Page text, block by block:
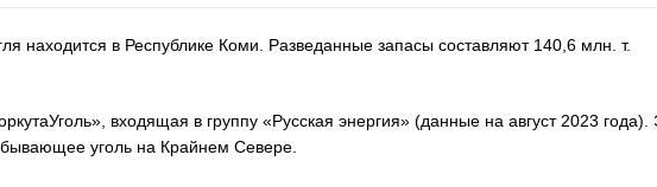
находится в Республике Коми. Разведанные запасы составляют 140,6 млн. т.
входящая в группу «Русская энергия» (данные на август 2023 года).
уголь на Крайнем Севере.